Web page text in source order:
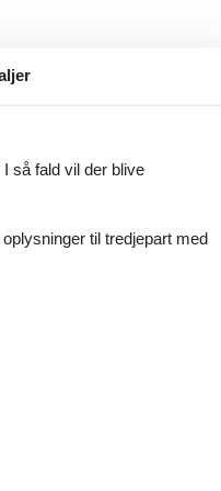
så fald vil der blive
til tredjepart med